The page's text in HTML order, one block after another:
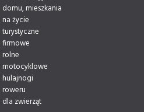
mieszkania
życie
firmowe
motocyklowe
hulajnogi
zwierząt